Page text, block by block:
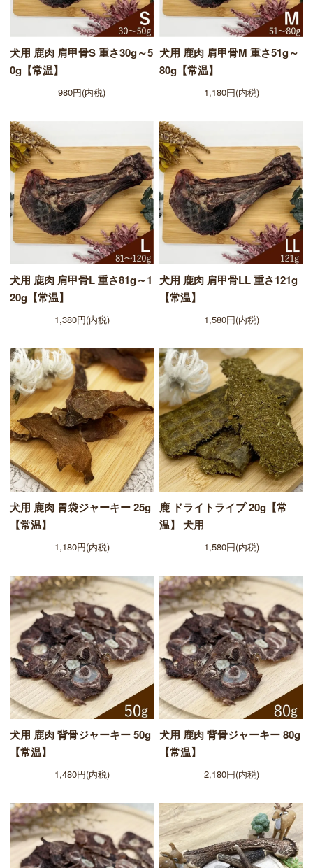
犬用 鹿肉 肩甲骨S 重さ30g～5
0g【常温】
980円(内税)
犬用 鹿肉 肩甲骨M 重さ51g～
80g【常温】
1,180円(内税)
犬用 鹿肉 肩甲骨L 重さ81g～1
20g【常温】
1,380円(内税)
犬用 鹿肉 肩甲骨LL 重さ121g
【常温】
1,580円(内税)
犬用 鹿肉 胃袋ジャーキー 25g
【常温】
1,180円(内税)
鹿 ドライトライプ 20g【常
温】 犬用
1,580円(内税)
犬用 鹿肉 背骨ジャーキー 50g
【常温】
1,480円(内税)
犬用 鹿肉 背骨ジャーキー 80g
【常温】
2,180円(内税)